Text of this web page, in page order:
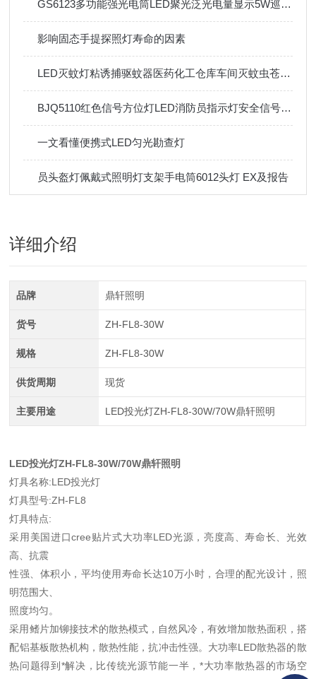
GS6123多功能强光电筒LED聚光泛光电量显示5W巡检手电筒
影响固态手提探照灯寿命的因素
LED灭蚊灯粘诱捕驱蚊器医药化工仓库车间灭蚊虫苍蝇神器
BJQ5110红色信号方位灯LED消防员指示灯安全信号灯磁吸信号灯
一文看懂便携式LED匀光勘查灯
员头盔灯佩戴式照明灯支架手电筒6012头灯 EX及报告
详细介绍
品牌 鼎轩照明
货号 ZH-FL8-30W
规格 ZH-FL8-30W
供货周期 现货
主要用途 LED投光灯ZH-FL8-30W/70W鼎轩照明
LED投光灯ZH-FL8-30W/70W鼎轩照明
灯具名称:LED投光灯
灯具型号:ZH-FL8
灯具特点:
采用美国进口cree贴片式大功率LED光源，亮度高、寿命长、光效
高、抗震
性强、体积小，平均使用寿命长达10万小时，合理的配光设计，照
明范围大、
照度均匀。
采用鳍片加铆接技术的散热模式，自然风冷，有效增加散热面积，搭
配铝基板散热机构，散热性能，抗冲击性强。大功率LED散热器的散
热问题得到*解决，比传统光源节能一半，*大功率散热器的市场空